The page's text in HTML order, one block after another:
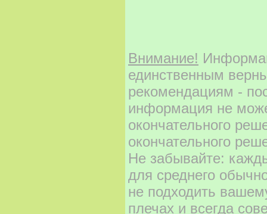
Внимание!
единственным
рекомендациям -
информация не
окончательного
окончательного
Не забывайте:
для среднего
не подходить
плечах и всегда